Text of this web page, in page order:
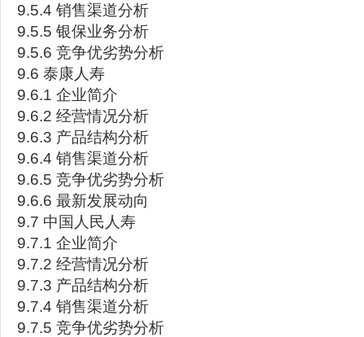
9.5.4 销售渠道分析
9.5.5 银保业务分析
9.5.6 竞争优劣势分析
9.6 泰康人寿
9.6.1 企业简介
9.6.2 经营情况分析
9.6.3 产品结构分析
9.6.4 销售渠道分析
9.6.5 竞争优劣势分析
9.6.6 最新发展动向
9.7 中国人民人寿
9.7.1 企业简介
9.7.2 经营情况分析
9.7.3 产品结构分析
9.7.4 销售渠道分析
9.7.5 竞争优劣势分析